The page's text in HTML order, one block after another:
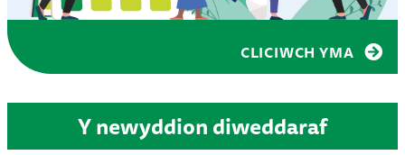
CLICIWCH YMA
Y newyddion diweddaraf